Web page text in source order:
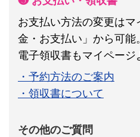
お支払い方法の変更は
金・お支払い」から可能。
電子領収書もマイページ
・予約方法のご案内
・領収書について
その他のご質問